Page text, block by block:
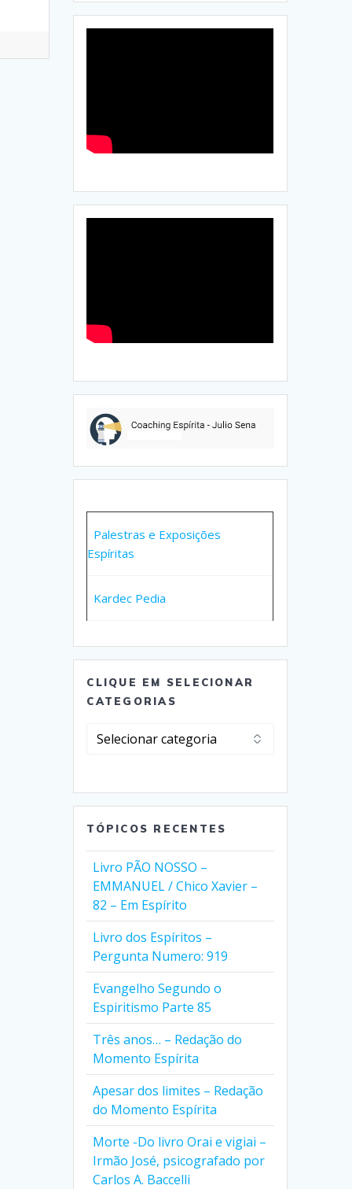
Palestras e Exposições
Espíritas
Kardec Pedia
CLIQUE EM SELECIONAR
CATEGORIAS
Clique
TÓPICOS RECENTES
Livro PÃO NOSSO –
EMMANUEL / Chico Xavier –
82 – Em Espírito
Livro dos Espíritos –
Pergunta Numero: 919
Evangelho Segundo o
Espiritismo Parte 85
Três anos… – Redação do
Momento Espírita
Apesar dos limites – Redação
do Momento Espírita
Morte -Do livro Orai e vigiai –
Irmão José, psicografado por
Carlos A. Baccelli